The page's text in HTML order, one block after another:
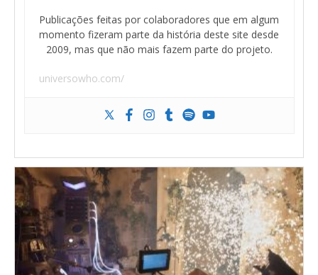
Publicações feitas por colaboradores que em algum
momento fizeram parte da história deste site desde
2009, mas que não mais fazem parte do projeto.
universowho.com/